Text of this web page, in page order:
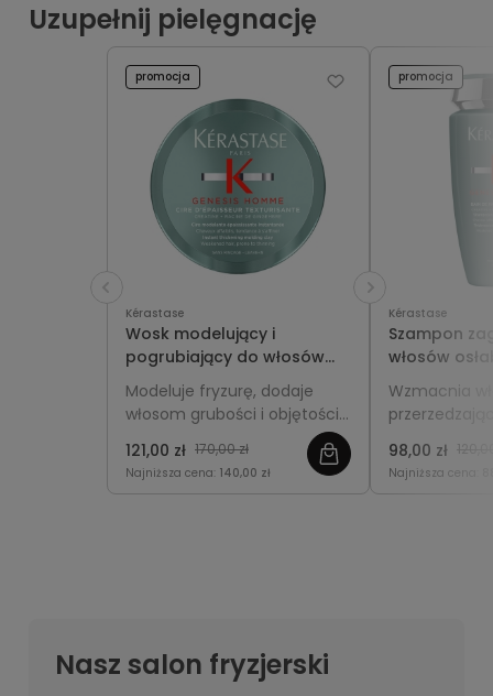
Uzupełnij pielęgnację
Kérastase
Wosk modelujący i
pogrubiający do włosów
cienkich i przerzedzających
się dla mężczyzn -
Kérastase Genesis Homme
75ml
Modeluje fryzurę, dodaje
włosom grubości i objętości,
wzmacnia pasma i nadaje
im pełniejszy wygląd bez
obciążania.
121,00 zł 170,00 zł
Najniższa cena: 140,00 zł
promocja
Kérastase
Szampon
włosów
mężczyzn -
Genesis
Wzmacnia
wypadanie
gęstości i
98,00 zł
Najniższa cena:
promocja
Nasz salon fryzjerski